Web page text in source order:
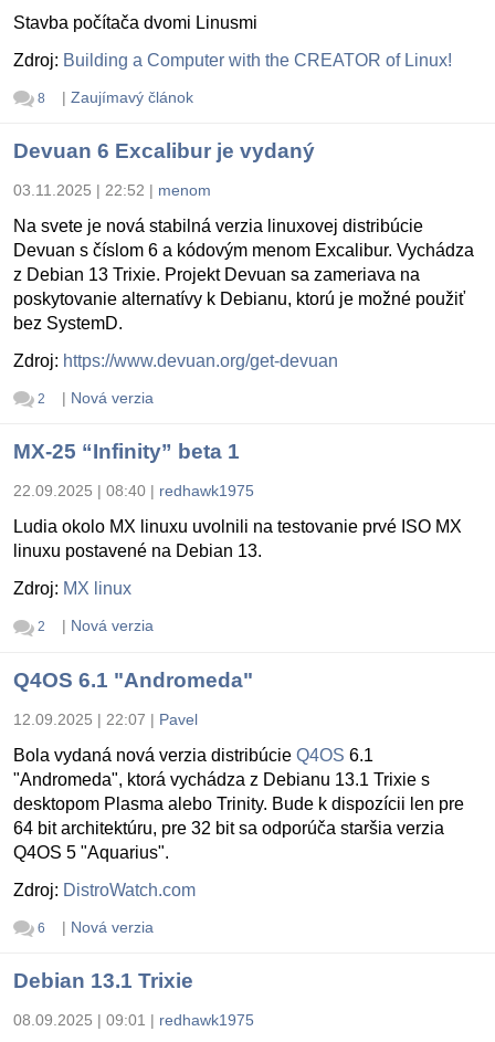
Stavba počítača dvomi Linusmi
Zdroj: Building a Computer with the CREATOR of Linux!
8 | Zaujímavý článok
Devuan 6 Excalibur je vydaný
03.11.2025 | 22:52 | menom
Na svete je nová stabilná verzia linuxovej distribúcie
Devuan s číslom 6 a kódovým menom Excalibur. Vychádza
z Debian 13 Trixie. Projekt Devuan sa zameriava na
poskytovanie alternatívy k Debianu, ktorú je možné použiť
bez SystemD.
Zdroj: https://www.devuan.org/get-devuan
2 | Nová verzia
MX-25 “Infinity” beta 1
22.09.2025 | 08:40 | redhawk1975
Ludia okolo MX linuxu uvolnili na testovanie prvé ISO MX
linuxu postavené na Debian 13.
Zdroj: MX linux
2 | Nová verzia
Q4OS 6.1 "Andromeda"
12.09.2025 | 22:07 | Pavel
Bola vydaná nová verzia distribúcie Q4OS 6.1
"Andromeda", ktorá vychádza z Debianu 13.1 Trixie s
desktopom Plasma alebo Trinity. Bude k dispozícii len pre
64 bit architektúru, pre 32 bit sa odporúča staršia verzia
Q4OS 5 "Aquarius".
Zdroj: DistroWatch.com
6 | Nová verzia
Debian 13.1 Trixie
08.09.2025 | 09:01 | redhawk1975